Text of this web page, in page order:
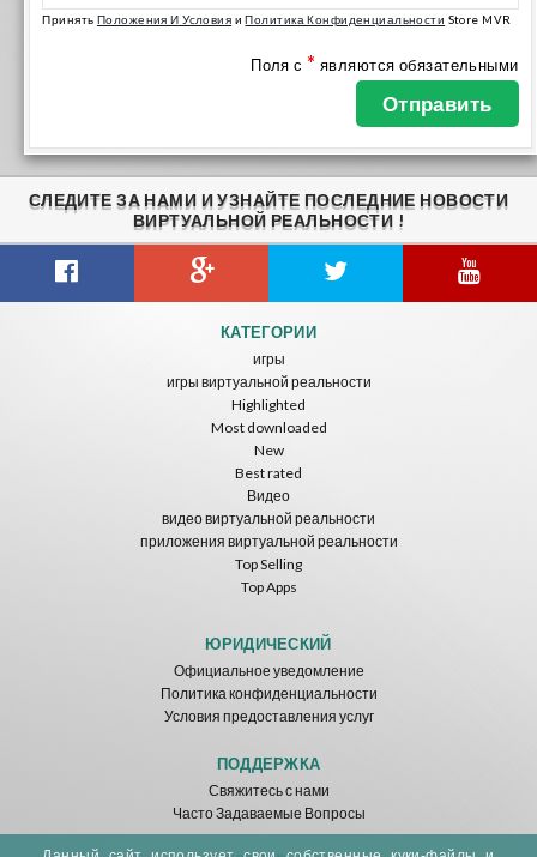
Принять Положения И Условия иПолитика Конфиденциальности Store MVR
Поля с * являются обязательными
СЛЕДИТЕ ЗА НАМИ И УЗНАЙТЕ ПОСЛЕДНИЕ НОВОСТИ
ВИРТУАЛЬНОЙ РЕАЛЬНОСТИ !
КАТЕГОРИИ
игры
игры виртуальной реальности
Highlighted
Most downloaded
New
Best rated
Видео
видео виртуальной реальности
приложения виртуальной реальности
Top Selling
Top Apps
ЮРИДИЧЕСКИЙ
Официальное уведомление
Политика конфиденциальности
Условия предоставления услуг
ПОДДЕРЖКА
Свяжитесь с нами
Часто Задаваемые Вопросы